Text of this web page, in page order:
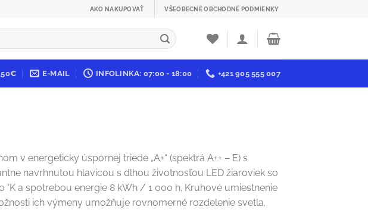
AKO NAKUPOVAŤ VŠEOBECNÉ OBCHODNÉ PODMIENKY
E-MAIL INFOLINKA: 07:00 - 18:00 +421 905 555 007
v energeticky úspornej triede „A+“ (spektrá A++ – E) s
navrhnutou hlavicou s dlhou životnosťou LED žiaroviek so
a spotrebou energie 8 kWh / 1 000 h. Kruhové umiestnenie
ich výmeny umožňuje rovnomerné rozdelenie svetla.